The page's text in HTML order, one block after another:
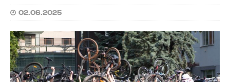
02.06.2025